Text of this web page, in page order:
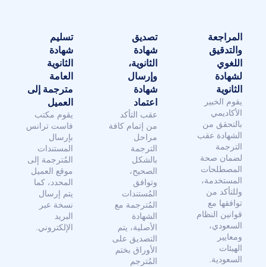
المراجعة
والتدقيق
اللغوي
لشهادة
الثانوية
يقوم الخبير
الأكاديمي
بالتحقق من
الشهادة عقب
الترجمة
لضمان صحة
المصطلحات
المستخدمة،
وللتأكد من
توافقها مع
قوانين النظام
السعودي،
ومعايير
الهيئات
السعودية.
تصديق
شهادة
الثانوية،
وإرسال
شهادة
اعتماد
عقب التأكد
من إتمام كافة
مراحل
الترجمة
بالشكل
الصحيح،
وتوافق
المُستندات
المُترجمة مع
الشهادة
الأصلية، يتم
التصديق على
الأوراق بختم
المُترجم
تسليم
شهادة
الثانوية
العامة
مترجمة إلى
العميل
يقوم مكتب
فاست ترانس
بإرسال
المستندات
المُترجمة إلى
موقع العميل
المحدد، كما
يتم إرسال
نسخة عبر
البريد
الإلكتروني.